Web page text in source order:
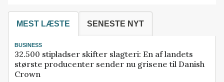
MEST LÆSTE SENESTE NYT
BUSINESS
32.500 stipladser skifter slagteri: En af landets
største producenter sender nu grisene til Danish
Crown